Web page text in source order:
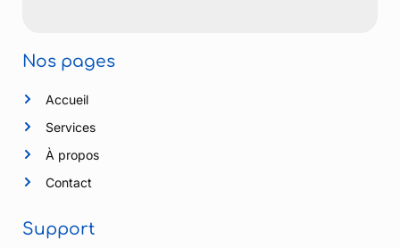
Nos pages
Accueil
Services
À propos
Contact
Support